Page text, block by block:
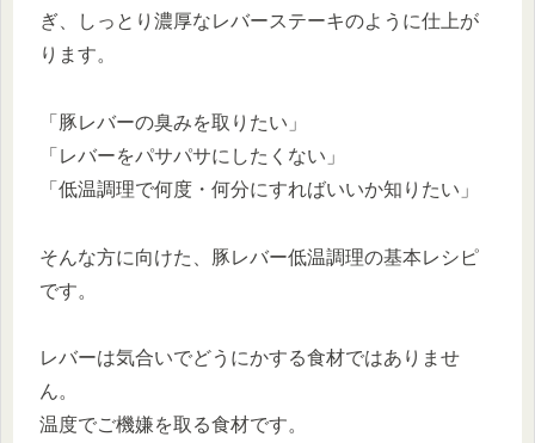
ぎ、しっとり濃厚なレバーステーキのように仕上が
ります。
「豚レバーの臭みを取りたい」
「レバーをパサパサにしたくない」
「低温調理で何度・何分にすればいいか知りたい」
そんな方に向けた、豚レバー低温調理の基本レシピ
です。
レバーは気合いでどうにかする食材ではありませ
ん。
温度でご機嫌を取る食材です。